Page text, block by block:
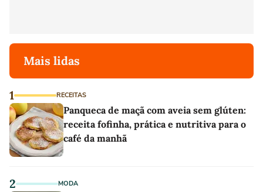
Mais lidas
1 RECEITAS
Panqueca de maçã com aveia sem glúten:
receita fofinha, prática e nutritiva para o
café da manhã
2 MODA